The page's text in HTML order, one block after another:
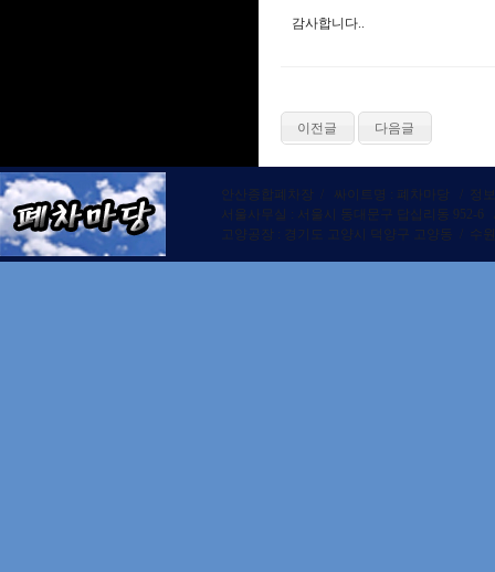
감사합니다..
이전글 다음글
안산종합폐차장 / 싸이트명 : 폐차마당 / 정
서울사무실 : 서울시 동대문구 답십리동 952-
고양공장 : 경기도 고양시 덕양구 고양동 / 수